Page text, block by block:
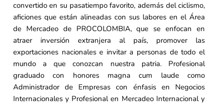
convertido en su pasatiempo favorito, además del ciclismo,
aficiones que están alineadas con sus labores en el Área
de Mercadeo de PROCOLOMBIA, que se enfocan en
atraer inversión extranjera al país, promover las
exportaciones nacionales e invitar a personas de todo el
mundo a que conozcan nuestra patria. Profesional
graduado con honores magna cum laude como
Administrador de Empresas con énfasis en Negocios
Internacionales y Profesional en Mercadeo Internacional y